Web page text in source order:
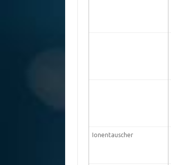
Ionentauscher